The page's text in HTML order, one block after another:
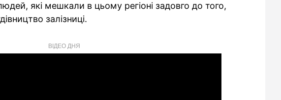
які мешкали в цьому регіоні задовго до того,
залізниці.
ВІДЕО ДНЯ